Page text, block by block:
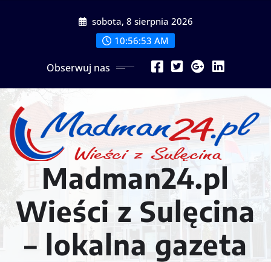
sobota, 8 sierpnia 2026
10:56:54 AM
Obserwuj nas
Madman24.pl
Wieści z Sulęcina
– lokalna gazeta